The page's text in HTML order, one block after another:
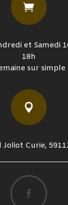

et Samedi
18h
sur simple

Joliot Curie,
